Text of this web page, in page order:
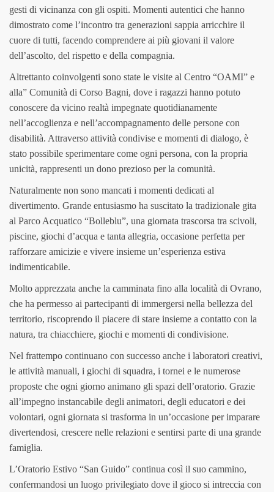
gesti di vicinanza con gli ospiti. Momenti autentici che hanno
dimostrato come l’incontro tra generazioni sappia arricchire il
cuore di tutti, facendo comprendere ai più giovani il valore
dell’ascolto, del rispetto e della compagnia.
Altrettanto coinvolgenti sono state le visite al Centro “OAMI” e
alla” Comunità di Corso Bagni, dove i ragazzi hanno potuto
conoscere da vicino realtà impegnate quotidianamente
nell’accoglienza e nell’accompagnamento delle persone con
disabilità. Attraverso attività condivise e momenti di dialogo, è
stato possibile sperimentare come ogni persona, con la propria
unicità, rappresenti un dono prezioso per la comunità.
Naturalmente non sono mancati i momenti dedicati al
divertimento. Grande entusiasmo ha suscitato la tradizionale gita
al Parco Acquatico “Bolleblu”, una giornata trascorsa tra scivoli,
piscine, giochi d’acqua e tanta allegria, occasione perfetta per
rafforzare amicizie e vivere insieme un’esperienza estiva
indimenticabile.
Molto apprezzata anche la camminata fino alla località di Ovrano,
che ha permesso ai partecipanti di immergersi nella bellezza del
territorio, riscoprendo il piacere di stare insieme a contatto con la
natura, tra chiacchiere, giochi e momenti di condivisione.
Nel frattempo continuano con successo anche i laboratori creativi,
le attività manuali, i giochi di squadra, i tornei e le numerose
proposte che ogni giorno animano gli spazi dell’oratorio. Grazie
all’impegno instancabile degli animatori, degli educatori e dei
volontari, ogni giornata si trasforma in un’occasione per imparare
divertendosi, crescere nelle relazioni e sentirsi parte di una grande
famiglia.
L’Oratorio Estivo “San Guido” continua così il suo cammino,
confermandosi un luogo privilegiato dove il gioco si intreccia con